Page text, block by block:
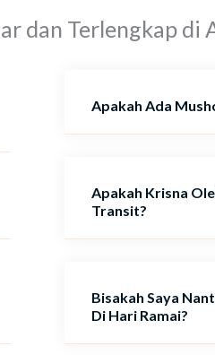
dan Terlengkap di
Apakah Ada
Apakah Krisna
Transit?
Bisakah Saya
Di Hari Ramai?